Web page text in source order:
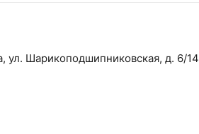
ул. Шарикоподшипниковская, д. 6/14